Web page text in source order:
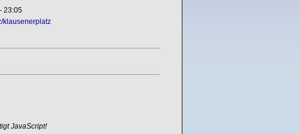
23:05
/klausenerplatz
JavaScript!